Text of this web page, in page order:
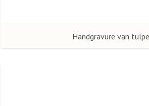
Handgravure van